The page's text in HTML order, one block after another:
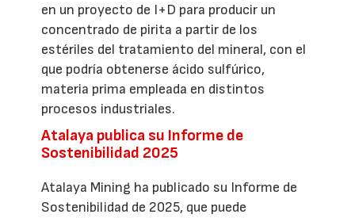
en un proyecto de I+D para producir un
concentrado de pirita a partir de los
estériles del tratamiento del mineral, con el
que podría obtenerse ácido sulfúrico,
materia prima empleada en distintos
procesos industriales.
Atalaya publica su Informe de
Sostenibilidad 2025
Atalaya Mining ha publicado su Informe de
Sostenibilidad de 2025, que puede